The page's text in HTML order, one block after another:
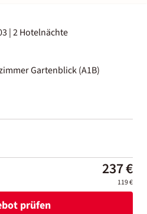
|2 Hotelnächte
Gartenblick (A1B)
237 €
119 €
prüfen